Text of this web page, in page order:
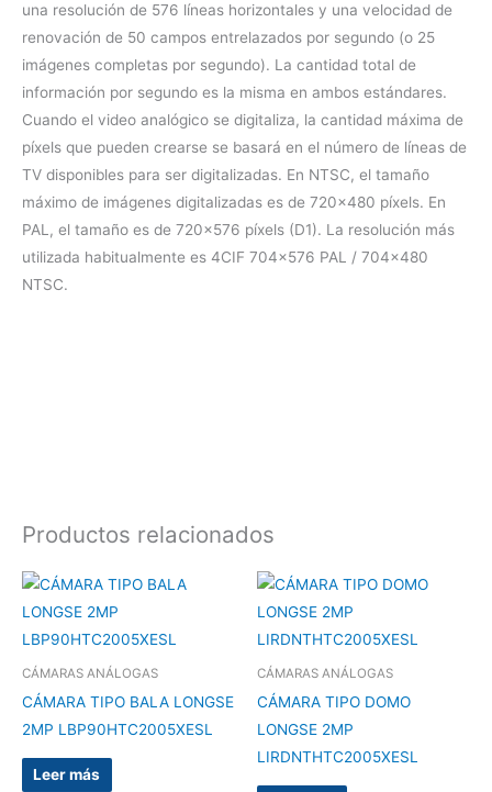
una resolución de 576 líneas horizontales y una velocidad de
renovación de 50 campos entrelazados por segundo (o 25
imágenes completas por segundo). La cantidad total de
información por segundo es la misma en ambos estándares.
Cuando el video analógico se digitaliza, la cantidad máxima de
píxels que pueden crearse se basará en el número de líneas de
TV disponibles para ser digitalizadas. En NTSC, el tamaño
máximo de imágenes digitalizadas es de 720×480 píxels. En
PAL, el tamaño es de 720×576 píxels (D1). La resolución más
utilizada habitualmente es 4CIF 704×576 PAL / 704×480
NTSC.
Productos relacionados
CÁMARAS ANÁLOGAS
CÁMARA TIPO BALA LONGSE
2MP LBP90HTC2005XESL
Leer más
CÁMARAS ANÁLOGAS
CÁMARA TIPO DOMO
LONGSE 2MP
LIRDNTHTC2005XESL